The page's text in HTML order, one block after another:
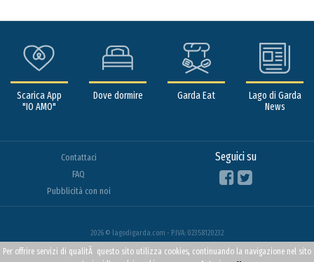
Scarica App
"IO AMO"
Dove dormire Garda Eat
Lago di Garda
News
Contattaci
FAQ
Pubblicità con noi
Seguici su
2026 © lagodigarda.com - P.IVA: 02358120232
Per offrire servizi di qualitÃ questo sito utilizza cookies, continuando la navigazione nel sito